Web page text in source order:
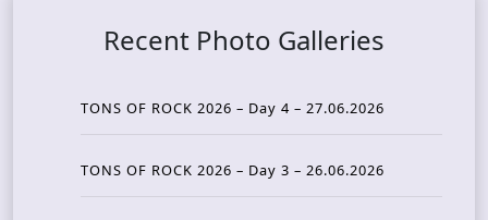
Recent Photo Galleries
TONS OF ROCK 2026 – Day 4 – 27.06.2026
TONS OF ROCK 2026 – Day 3 – 26.06.2026